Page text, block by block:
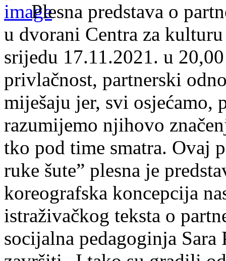
Plesna predstava o
u dvorani Centra za
srijedu 17.11.2021. u
privlačnost, partnerski
miješaju jer, svi osjećamo,
razumijemo njihovo
tko pod time smatra. Ovaj
ruke šute” plesna je
koreografska koncepcija
istraživačkog teksta o
socijalna pedagoginja